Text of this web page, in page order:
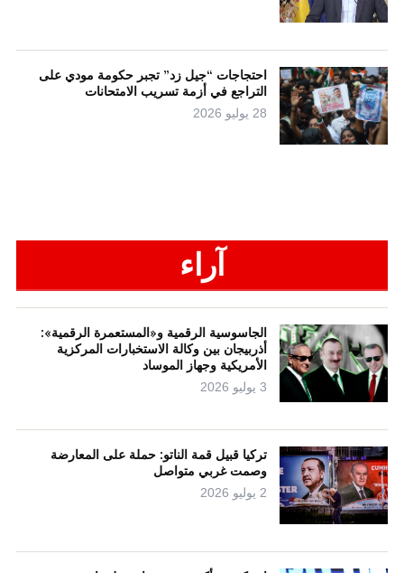
احتجاجات “جيل زد” تجبر حكومة مودي على
التراجع في أزمة تسريب الامتحانات
28 يوليو 2026
آراء
الجاسوسية الرقمية و«المستعمرة الرقمية»:
أذربيجان بين وكالة الاستخبارات المركزية
الأمريكية وجهاز الموساد
3 يوليو 2026
تركيا قبيل قمة الناتو: حملة على المعارضة
وصمت غربي متواصل
2 يوليو 2026